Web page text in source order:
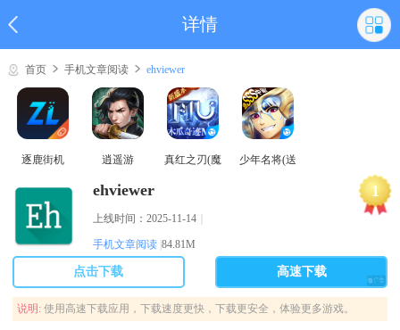
详情
首页 手机文章阅读 ehviewer
逐鹿街机 逍遥游
真红之刃(魔
少年名将(送
1
ehviewer
上线时间：2025-11-14｜
手机文章阅读 84.81M
点击下载 高速下载
说明: 使用高速下载应用，下载速度更快，下载更安全，体验更多游戏。